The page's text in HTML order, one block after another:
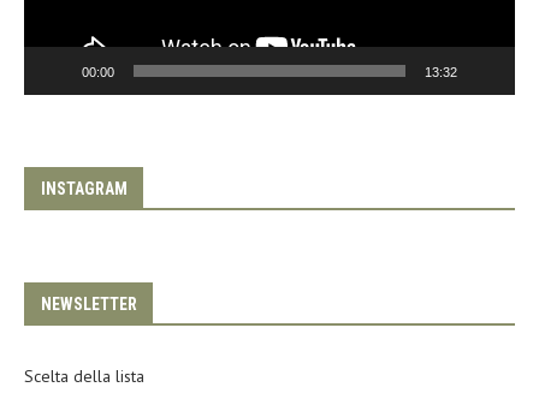
00:00 13:32
INSTAGRAM
NEWSLETTER
Scelta della lista